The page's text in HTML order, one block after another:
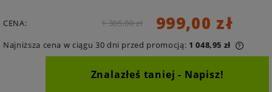
CENA: 1 305,00 zł 999,00 zł
Najniższa cena w ciągu 30 dni przed promocją: 1 048,95 zł
Znalazłeś taniej - Napisz!